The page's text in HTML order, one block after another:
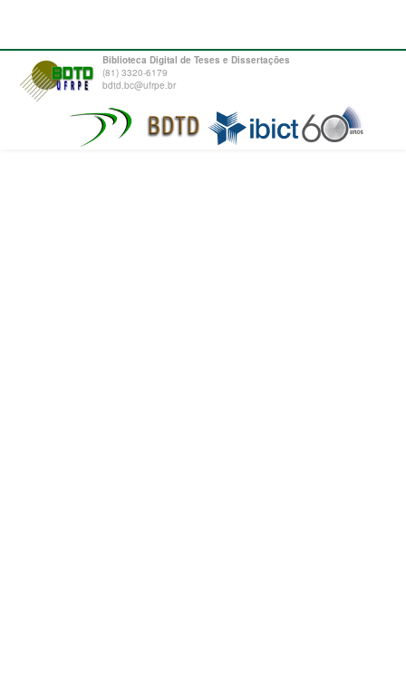
Biblioteca Digital de Teses e Dissertações
(81) 3320-6179
bdtd.bc@ufrpe.br